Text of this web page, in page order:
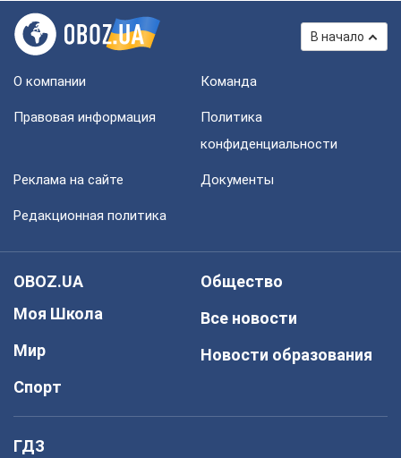
В начало
О компании Команда
Правовая информация
Политика
конфиденциальности
Реклама на сайте Документы
Редакционная политика
OBOZ.UA
Моя Школа
Мир
Спорт
Общество
Все новости
Новости образования
ГДЗ